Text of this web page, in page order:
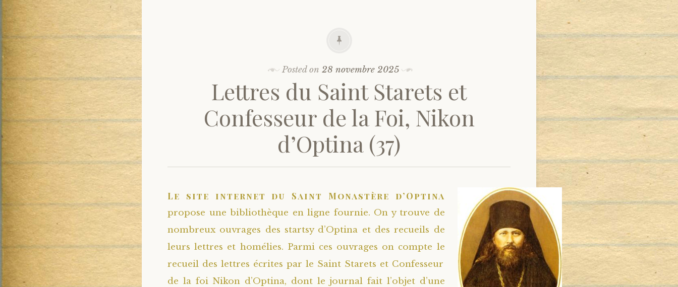
Posted on28 novembre 2025
Lettres du Saint Starets et
Confesseur de la Foi, Nikon
d’Optina (37)
Le site internet du Saint Monastère d’Optina
propose une bibliothèque en ligne fournie. On y trouve de
nombreux ouvrages des startsy d’Optina et des recueils de
leurs lettres et homélies. Parmi ces ouvrages on compte le
recueil des lettres écrites par le Saint Starets et Confesseur
de la foi Nikon d’Optina, dont le journal fait l’objet d’une